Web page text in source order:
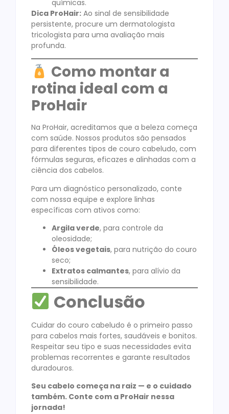
químicas.
Dica ProHair: Ao sinal de sensibilidade
persistente, procure um dermatologista
tricologista para uma avaliação mais
profunda.
Como montar a
rotina ideal com a
ProHair
Na ProHair, acreditamos que a beleza começa
com saúde. Nossos produtos são pensados
para diferentes tipos de couro cabeludo, com
fórmulas seguras, eficazes e alinhadas com a
ciência dos cabelos.
Para um diagnóstico personalizado, conte
com nossa equipe e explore linhas
específicas com ativos como:
Argila verde, para controle da
oleosidade;
Óleos vegetais, para nutrição do couro
seco;
Extratos calmantes, para alívio da
sensibilidade.
Conclusão
Cuidar do couro cabeludo é o primeiro passo
para cabelos mais fortes, saudáveis e bonitos.
Respeitar seu tipo e suas necessidades evita
problemas recorrentes e garante resultados
duradouros.
Seu cabelo começa na raiz — e o cuidado
também. Conte com a ProHair nessa
jornada!